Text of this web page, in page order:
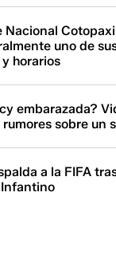
Nacional
uno de
horarios
embarazada?
sobre un
a la FIFA